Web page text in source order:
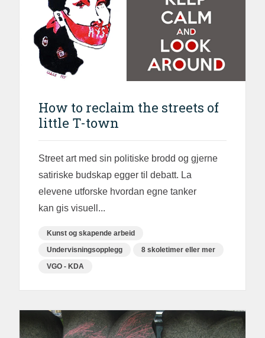
How to reclaim the streets of
little T-town
Street art med sin politiske brodd og gjerne
satiriske budskap egger til debatt. La
elevene utforske hvordan egne tanker
kan gis visuell...
Kunst og skapende arbeid
Undervisningsopplegg
8 skoletimer eller mer
VGO - KDA